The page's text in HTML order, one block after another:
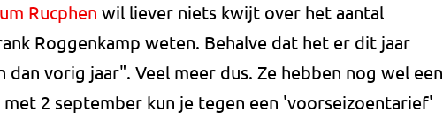
Rucphen wil liever niets kwijt over het aantal
Roggenkamp weten. Behalve dat het er dit jaar
dan vorig jaar". Veel meer dus. Ze hebben nog wel een
2 september kun je tegen een 'voorseizoentarief'